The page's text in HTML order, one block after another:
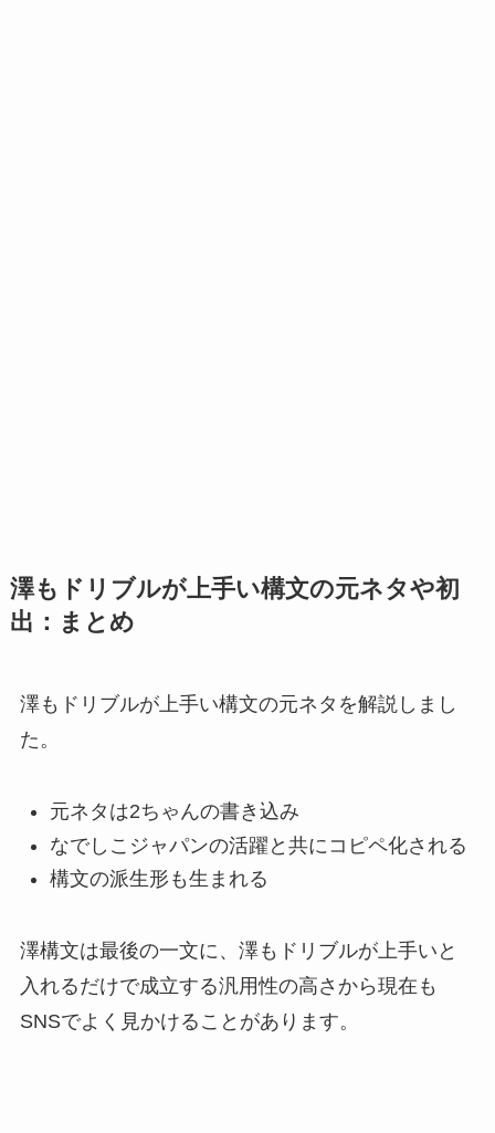
澤もドリブルが上手い構文の元ネタや初
出：まとめ
澤もドリブルが上手い構文の元ネタを解説しまし
た。
元ネタは2ちゃんの書き込み
なでしこジャパンの活躍と共にコピペ化される
構文の派生形も生まれる
澤構文は最後の一文に、澤もドリブルが上手いと
入れるだけで成立する汎用性の高さから現在も
SNSでよく見かけることがあります。